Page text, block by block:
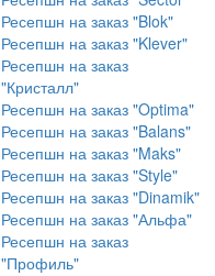
Ресепшн на заказ "Blok"
Ресепшн на заказ "Klever"
Ресепшн на заказ
"Кристалл"
Ресепшн на заказ "Optima"
Ресепшн на заказ "Balans"
Ресепшн на заказ "Maks"
Ресепшн на заказ "Style"
Ресепшн на заказ "Dinamik"
Ресепшн на заказ "Альфа"
Ресепшн на заказ
"Профиль"